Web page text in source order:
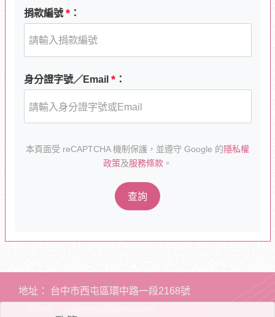
捐款編號*：
身分證字號／Email *：
本頁面受 reCAPTCHA 機制保護，並遵守 Google 的隱私權
政策及服務條款 。
查詢
地址： 台中市西屯區環中路一段2168號